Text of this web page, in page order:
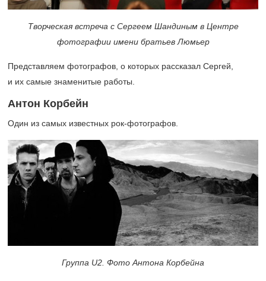
Творческая встреча с Сергеем Шандиным в Центре
фотографии имени братьев Люмьер
Представляем фотографов, о которых рассказал Сергей,
и их самые знаменитые работы.
Антон Корбейн
Один из самых известных рок-фотографов.
Группа U2. Фото Антона Корбейна